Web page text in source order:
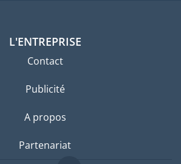
L'ENTREPRISE
Contact
Publicité
A propos
Partenariat